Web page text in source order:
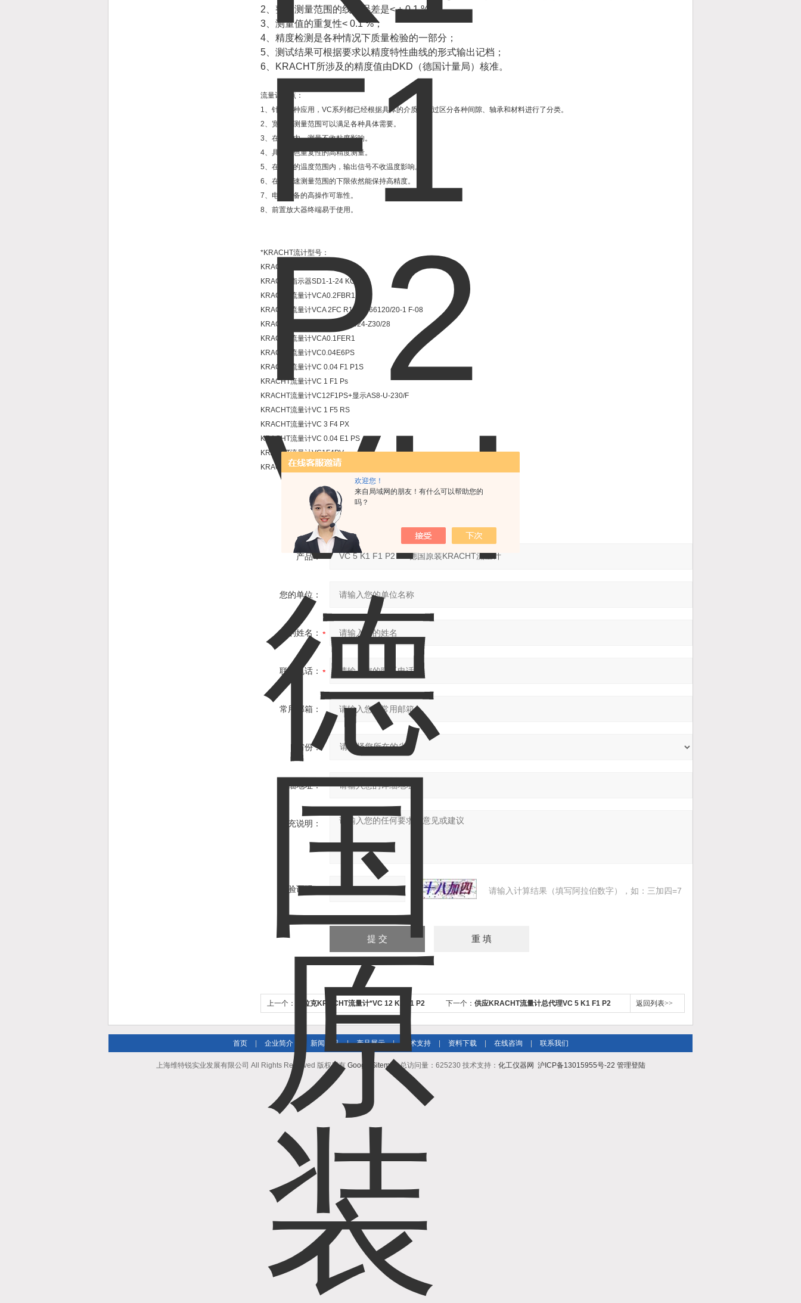
欢迎您！
来自局域网的朋友！有什么可以帮助您的
吗？
2、整个测量范围的线性误差是< ± 0.1 %；
3、测量值的重复性< 0.1 %；
4、精度检测是各种情况下质量检验的一部分；
5、测试结果可根据要求以精度特性曲线的形式输出记档；
6、KRACHT所涉及的精度值由DKD（德国计量局）核准。
流量计优点：
1、针对各种应用，VC系列都已经根据具体的介质，通过区分各种间隙、轴承和材料进行了分类。
2、宽泛的测量范围可以满足各种具体需要。
3、在范围内，测量不收粘度影响。
4、具有出色重复性的高精度测量。
5、在较广的温度范围内，输出信号不收温度影响。
6、在低流速测量范围的下限依然能保持高精度。
7、电子设备的高操作可靠性。
8、前置放大器终端易于使用。
*KRACHT流计型号：
KRACHT流量计VCA 2 FC R1
KRACHT指示器SD1-1-24 KOCKS
KRACHT流量计VCA0.2FBR1
KRACHT流量计VCA 2FC R1/81 266120/20-1 F-08
KRACHT指示器RA24/28-Z30/24-Z30/28
KRACHT流量计VCA0.1FER1
KRACHT流量计VC0.04E6PS
KRACHT流量计VC 0.04 F1 P1S
KRACHT流量计VC 1 F1 Ps
KRACHT流量计VC12F1PS+显示AS8-U-230/F
KRACHT流量计VC 1 F5 RS
KRACHT流量计VC 3 F4 PX
KRACHT流量计VC 0.04 E1 PS
KRACHT流量计VC1F4PV
KRACHT流量计VC0.025F6RS
产品：
您的单位：
您的姓名：
联系电话：
常用邮箱：
省份：
详细地址：
补充说明：
验证码： 请输入计算结果（填写阿拉伯数字），如：三加四=7
上一个： 克拉克KRACHT流量计*VC 12 K1 F1 P2 下一个： 供应KRACHT流量计总代理VC 5 K1 F1 P2 返回列表>>
首页 企业简介 新闻资讯 | 产品展示 | 技术支持 资料下载 在线咨询 联系我们
上海维特锐实业发展有限公司 All Rights Reserved 版权所有 GoogleSitemap总访问量：625230 技术支持： 化工仪器网 沪ICP备13015955号-22 管理登陆